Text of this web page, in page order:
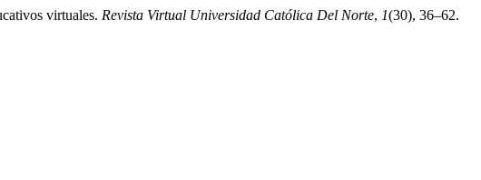
virtuales. Revista Virtual Universidad Católica Del Norte, 1(30), 36–62.